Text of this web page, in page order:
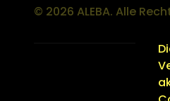
© 2026 ALEBA. Alle